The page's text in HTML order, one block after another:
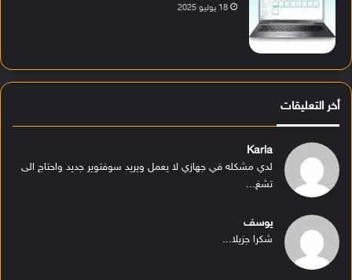
18 يوليو 2025
أخر التعليقات
Karla
لدي مشكله في جهازي لا يعمل ويريد سوفتوير جديد واحتاج الى
تشغ...
يوسف
شكرا جزيلا...